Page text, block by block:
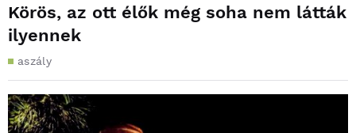
Körös, az ott élők még soha nem látták
ilyennek
aszály